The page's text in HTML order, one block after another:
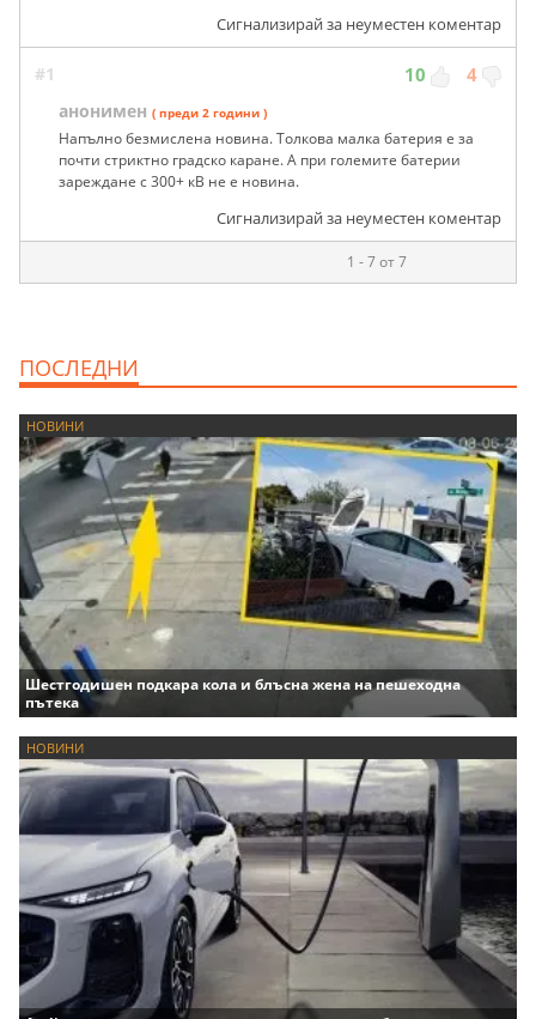
Сигнализирай за неуместен коментар
#1 10 4
анонимен ( преди 2 години )
Напълно безмислена новина. Толкова малка батерия е за
почти стриктно градско каране. А при големите батерии
зареждане с 300+ кВ не е новина.
Сигнализирай за неуместен коментар
1 - 7 от 7
ПОСЛЕДНИ
НОВИНИ
Шестгодишен подкара кола и блъсна жена на пешеходна
пътека
НОВИНИ